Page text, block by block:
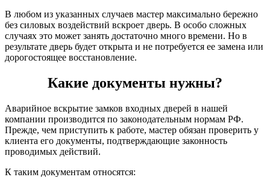
В любом из указанных случаев мастер максимально бережно
без силовых воздействий вскроет дверь. В особо сложных
случаях это может занять достаточно много времени. Но в
результате дверь будет открыта и не потребуется ее замена или
дорогостоящее восстановление.
Какие документы нужны?
Аварийное вскрытие замков входных дверей в нашей
компании производится по законодательным нормам РФ.
Прежде, чем приступить к работе, мастер обязан проверить у
клиента его документы, подтверждающие законность
проводимых действий.
К таким документам относятся: